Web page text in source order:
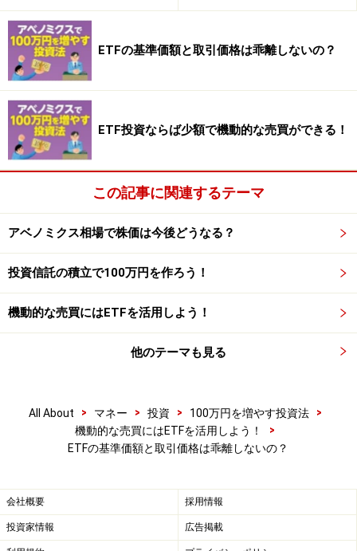
カン・チュンドさん
晋陽ＦＰオフィス代表 ファイナンシャル・プランナー
（CFP）
不動産会社勤務を経て、2000年7月に晋陽ＦＰオフィス
を設立。開業以来900名を超えるお客様から資産運用、
ポートフォリオ構築に関する相談を受け、固定観念に縛
られないアドバイスを行っている。著書に「日本人が知
らなかったＥＴＦ投資」（翔泳社）など。
ー) 取材・文／大山弘子
イラスト／竹松勇二 パネルデザイン／引間良基
※記事内容は執筆時点のものです。最新の内容をご確認くださ
ETFの基準価額と取引価格は乖離しないの？
ETF投資ならば少額で機動的な売買ができる！
この記事に関連するテーマ
アベノミクス相場で株価は今後どうなる？
投資信託の積立で100万円を作ろう！
機動的な売買にはETFを活用しよう！
他のテーマも見る
All About > マネー > 投資 > 100万円を増やす投資法
>
機動的な売買にはETFを活用しよう！
>
ETFの基準価額と取引価格は乖離しないの？
会社概要 採用情報
投資家情報 広告掲載